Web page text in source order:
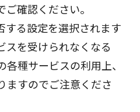
確認ください。
する設定を選択されます
スを受けられなくなる
種サービスの利用上、
ますのでご注意くださ